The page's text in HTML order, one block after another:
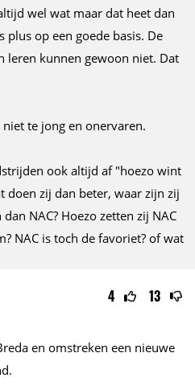
wel wat maar dat heet dan
op een goede basis. De
leren kunnen gewoon niet. Dat
te jong en onervaren.
ook altijd af "hoezo wint
doen zij dan beter, waar zijn zij
NAC? Hoezo zetten zij NAC
NAC is toch de favoriet? of wat
4 13
en omstreken een nieuwe